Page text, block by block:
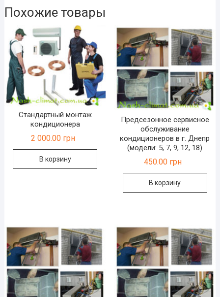
Похожие товары
Стандартный монтаж
кондиционера
2 000.00 грн
В корзину
Предсезонное сервисное
обслуживание
кондиционеров в г. Днепр
(модели: 5, 7, 9, 12, 18)
450.00 грн
В корзину